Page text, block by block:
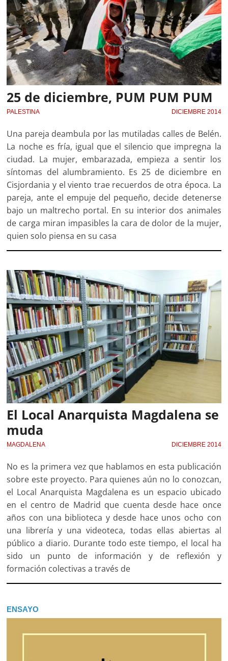
25 de diciembre, PUM PUM PUM
PALESTINA DICIEMBRE 2014
Una pareja deambula por las mutiladas calles de Belén.
La noche es fría, igual que el silencio que impregna la
ciudad. La mujer, embarazada, empieza a sentir los
síntomas del alumbramiento. Es 25 de diciembre en
Cisjordania y el viento trae recuerdos de otra época. La
pareja, ante el empuje del pequeño, decide detenerse
bajo un maltrecho portal. En su interior dos animales
de carga miran impasibles la cara de dolor de la mujer,
quien solo piensa en su casa
El Local Anarquista Magdalena se
muda
MAGDALENA DICIEMBRE 2014
No es la primera vez que hablamos en esta publicación
sobre este proyecto. Para quienes aún no lo conozcan,
el Local Anarquista Magdalena es un espacio ubicado
en el centro de Madrid que cuenta desde hace once
años con una biblioteca y desde hace unos ocho con
una librería y una videoteca, todas ellas abiertas al
público a diario. Durante todo este tiempo, el local ha
sido un punto de información y de reflexión y
formación colectivas a través de
ENSAYO